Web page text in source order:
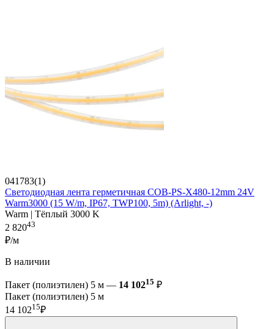
041783(1)
Светодиодная лента герметичная COB-PS-X480-12mm 24V
Warm3000 (15 W/m, IP67, TWP100, 5m) (Arlight, -)
Warm | Тёплый 3000 K
2 82043
₽/м
В наличии
Пакет (полиэтилен) 5 м — 14 10215 ₽
Пакет (полиэтилен) 5 м
14 10215₽